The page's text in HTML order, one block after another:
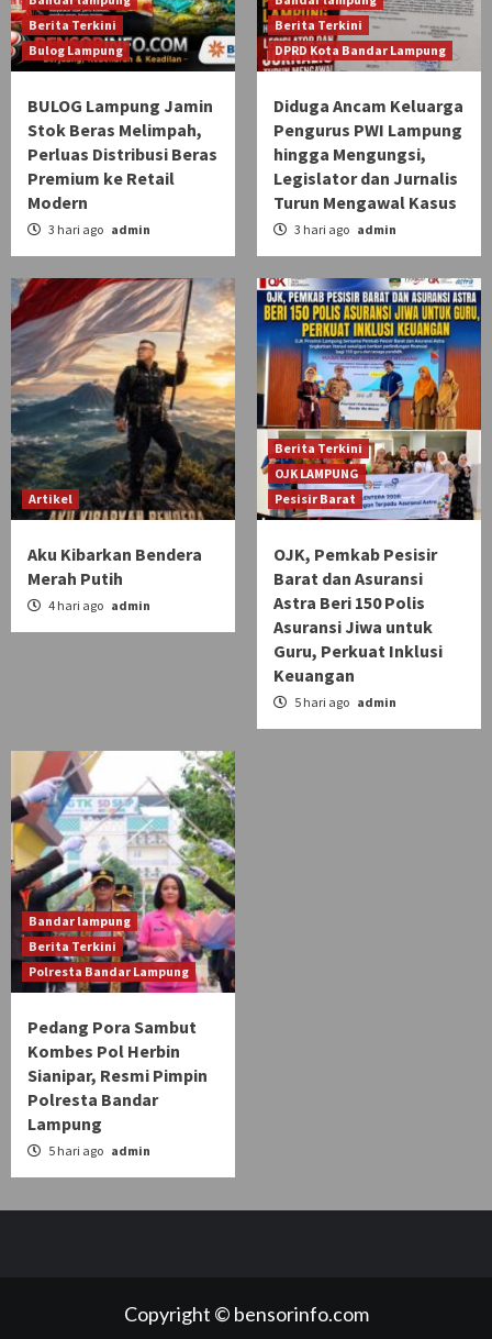
Berita Terkini
Bulog Lampung
BULOG Lampung Jamin
Stok Beras Melimpah,
Perluas Distribusi Beras
Premium ke Retail
Modern
3 hari ago admin
Berita Terkini
DPRD Kota Bandar Lampung
Diduga Ancam Keluarga
Pengurus PWI Lampung
hingga Mengungsi,
Legislator dan Jurnalis
Turun Mengawal Kasus
3 hari ago admin
Artikel
Aku Kibarkan Bendera
Merah Putih
4 hari ago admin
Berita Terkini
OJK LAMPUNG
Pesisir Barat
OJK, Pemkab Pesisir
Barat dan Asuransi
Astra Beri 150 Polis
Asuransi Jiwa untuk
Guru, Perkuat Inklusi
Keuangan
5 hari ago admin
Bandar lampung
Berita Terkini
Polresta Bandar Lampung
Pedang Pora Sambut
Kombes Pol Herbin
Sianipar, Resmi Pimpin
Polresta Bandar
Lampung
5 hari ago admin
Copyright © bensorinfo.com